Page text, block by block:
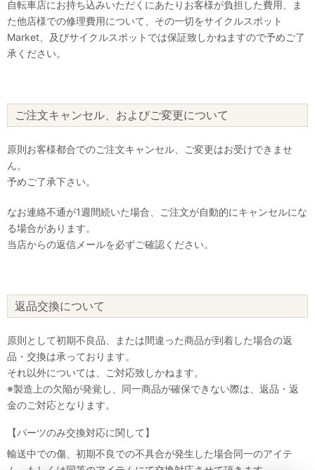
自転車店にお持ち込みいただくにあたりお客様が負担した費用、ま
た他店様での修理費用について、その一切をサイクルスポット
Market、及びサイクルスポットでは保証致しかねますので予めご了
承ください。
ご注文キャンセル、およびご変更について
原則お客様都合でのご注文キャンセル、ご変更はお受けできませ
ん。
予めご了承下さい。
なお連絡不通が1週間続いた場合、ご注文が自動的にキャンセルにな
る場合があります。
当店からの返信メールを必ずご確認ください。
返品交換について
原則として初期不良品、または間違った商品が到着した場合の返
品・交換は承っております。
それ以外については、ご対応致しかねます。
※製造上の欠陥が発覚し、同一商品が確保できない際は、返品・返
金のご対応となります。
【パーツのみ交換対応に関して】
輸送中での傷、初期不良での不具合が発生した場合同一のアイテ